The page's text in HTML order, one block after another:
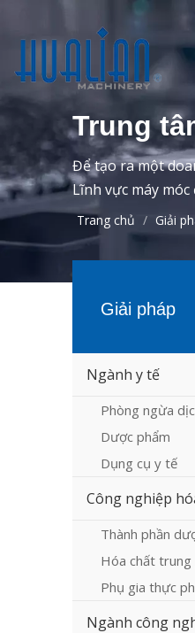
Trung
Để tạo ra một
Lĩnh vực máy
Trang chủ / Giải
Giải pháp
Ngành y tế
Phòng ngừa
Dược phẩm
Dụng cụ y tế
Công nghiệp
Hóa chất trung
Phụ gia thực